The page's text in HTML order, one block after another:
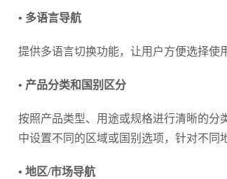
• 多语言导航
提供多语言切换功能，让用户方便选择使
• 产品分类和国别区分
按照产品类型、用途或规格进行清晰的分
中设置不同的区域或国别选项，针对不同
• 地区/市场导航